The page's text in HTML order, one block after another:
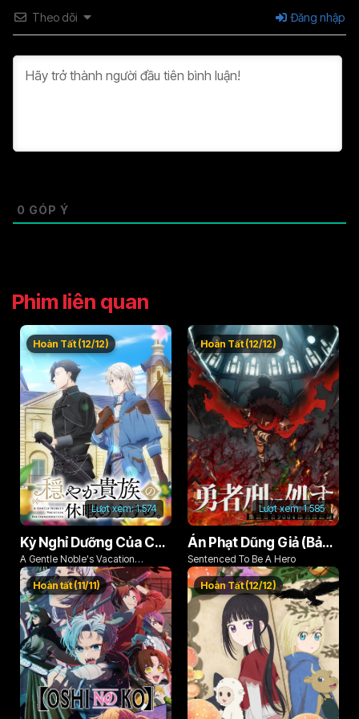
Tập 37 Tập 39
Tập 40 Tập 41 Tập 42
Theo dõi Đăng nhập
0 GÓP Ý
Phim liên quan
Lượt xem:1.574
Hoàn Tất (12/12)
Kỳ Nghỉ Dưỡng Của Chàng Quý Tộc Ôn Hòa (Odayaka Kizoku no Kyuuka no Susume)
A Gentle Noble's Vacation
Recommendation
Lượt xem:1.585
Hoàn Tất (12/12)
Án Phạt Dũng Giả (Bản Án Anh Hùng)
Sentenced To Be A Hero
Hoàn tất (11/11) Hoàn Tất (12/12)